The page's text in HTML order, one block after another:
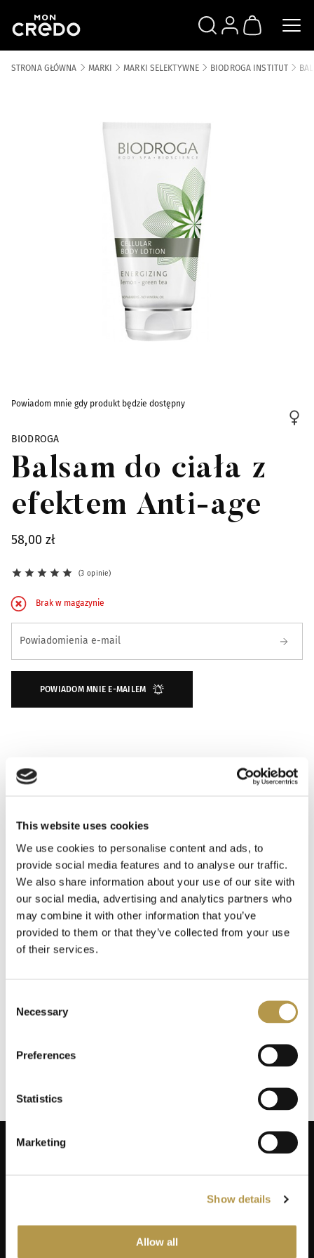
This website uses cookies
We use cookies to personalise content and ads, to
provide social media features and to analyse our traffic.
We also share information about your use of our site with
our social media, advertising and analytics partners who
may combine it with other information that you’ve
provided to them or that they’ve collected from your use
of their services.
Selection
Necessary
Preferences
Statistics
Marketing
Show details
Allow all
SZUKAJZALOGUJ SIĘ
KOSZYK
STRONA GŁÓWNA MARKI MARKI SELEKTYWNE BIODROGA INSTITUT
Powiadom mnie gdy produkt będzie dostępny
BIODROGA
Balsam do ciała z
efektem Anti-age
58,00 zł
3 opinie
Brak w magazynie
Zapisz się na powiadomienie o dostępności
Powiadomienia e-mail
POWIADOM MNIE E-MAILEM
NUTY ZAPACHOWE
INFORMACJE O PRODUKCIE
DODATKOWE INFORMACJE